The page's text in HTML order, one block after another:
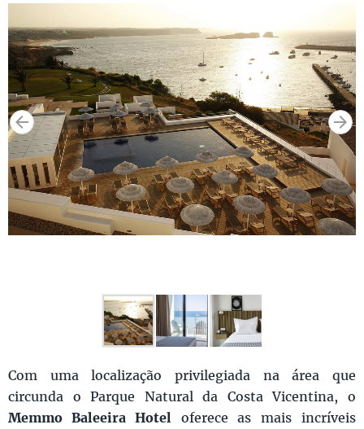
Com uma localização privilegiada na área que
circunda o Parque Natural da Costa Vicentina, o
Memmo Baleeira Hoteloferece as mais incríveis